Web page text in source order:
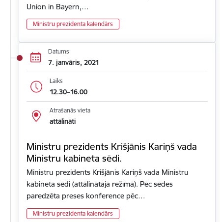
Union in Bayern,…
Ministru prezidenta kalendārs
Datums
7. janvāris, 2021
Laiks
12.30–16.00
Atrašanās vieta
attālināti
Ministru prezidents Krišjānis Kariņš vada
Ministru kabineta sēdi.
Ministru prezidents Krišjānis Kariņš vada Ministru
kabineta sēdi (attālinātajā režīmā). Pēc sēdes
paredzēta preses konference pēc…
Ministru prezidenta kalendārs